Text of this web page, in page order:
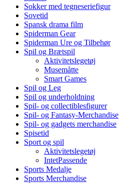
Sokker med tegneseriefigur
Sovetid
Spansk drama film
Spiderman Gear
Spiderman Ure og Tilbehør
Spil og Brætspil
Aktivitetslegetøj
Musemåtte
Smart Games
Spil og Leg
Spil og underholdning
Spil- og collectiblesfigurer
Spil- og Fantasy-Merchandise
Spil- og gadgets merchandise
Spisetid
Sport og spil
Aktivitetslegetøj
IntetPassende
Sports Medalje
Sports Merchandise